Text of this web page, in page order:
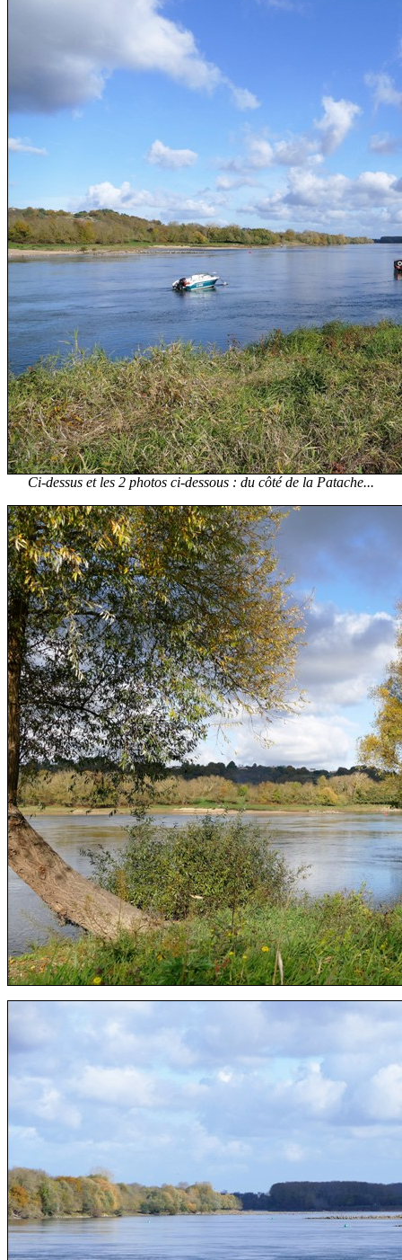
Ci-dessus et les 2 photos ci-dessous : du côté de la Patache...